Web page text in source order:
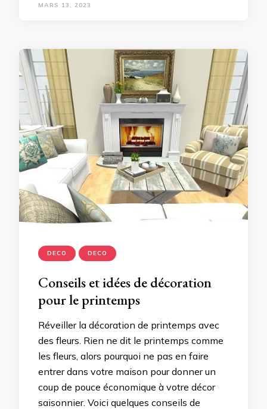
MARS 13, 2023
DECO DECO
Conseils et idées de décoration
pour le printemps
Réveiller la décoration de printemps avec
des fleurs. Rien ne dit le printemps comme
les fleurs, alors pourquoi ne pas en faire
entrer dans votre maison pour donner un
coup de pouce économique à votre décor
saisonnier. Voici quelques conseils de